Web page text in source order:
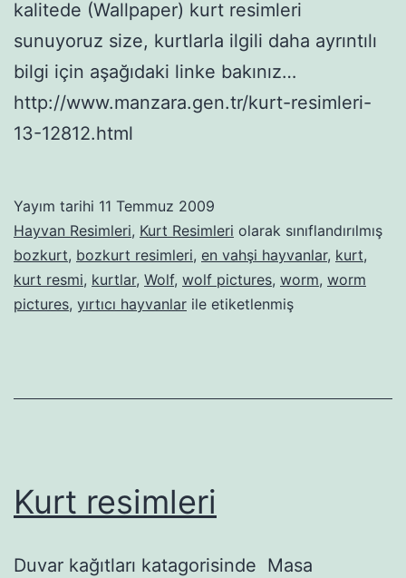
kalitede (Wallpaper) kurt resimleri
sunuyoruz size, kurtlarla ilgili daha ayrıntılı
bilgi için aşağıdaki linke bakınız…
http://www.manzara.gen.tr/kurt-resimleri-
13-12812.html
Yayım tarihi 11 Temmuz 2009
Hayvan Resimleri, Kurt Resimleri olarak sınıflandırılmış
bozkurt, bozkurt resimleri, en vahşi hayvanlar, kurt,
kurt resmi, kurtlar, Wolf, wolf pictures, worm, worm
pictures, yırtıcı hayvanlar ile etiketlenmiş
Kurt resimleri
Duvar kağıtları katagorisinde Masa